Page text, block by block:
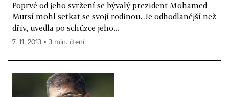
Poprvé od jeho svržení se bývalý prezident Mohamed
Mursí mohl setkat se svojí rodinou. Je odhodlanější než
dřív, uvedla po schůzce jeho...
7. 11. 2013 ▪ 3 min. čtení